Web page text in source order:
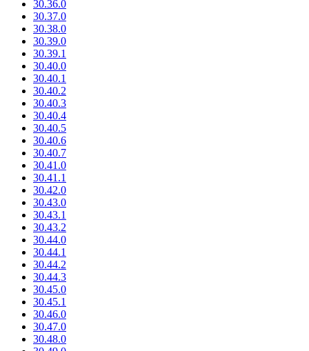
30.36.0
30.37.0
30.38.0
30.39.0
30.39.1
30.40.0
30.40.1
30.40.2
30.40.3
30.40.4
30.40.5
30.40.6
30.40.7
30.41.0
30.41.1
30.42.0
30.43.0
30.43.1
30.43.2
30.44.0
30.44.1
30.44.2
30.44.3
30.45.0
30.45.1
30.46.0
30.47.0
30.48.0